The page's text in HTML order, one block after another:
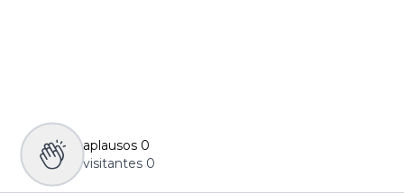
aplausos 0
visitantes 0